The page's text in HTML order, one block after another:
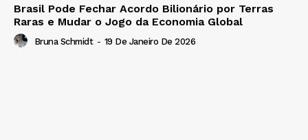
Brasil Pode Fechar Acordo Bilionário por Terras
Raras e Mudar o Jogo da Economia Global
Bruna Schmidt - 19 De Janeiro De 2026